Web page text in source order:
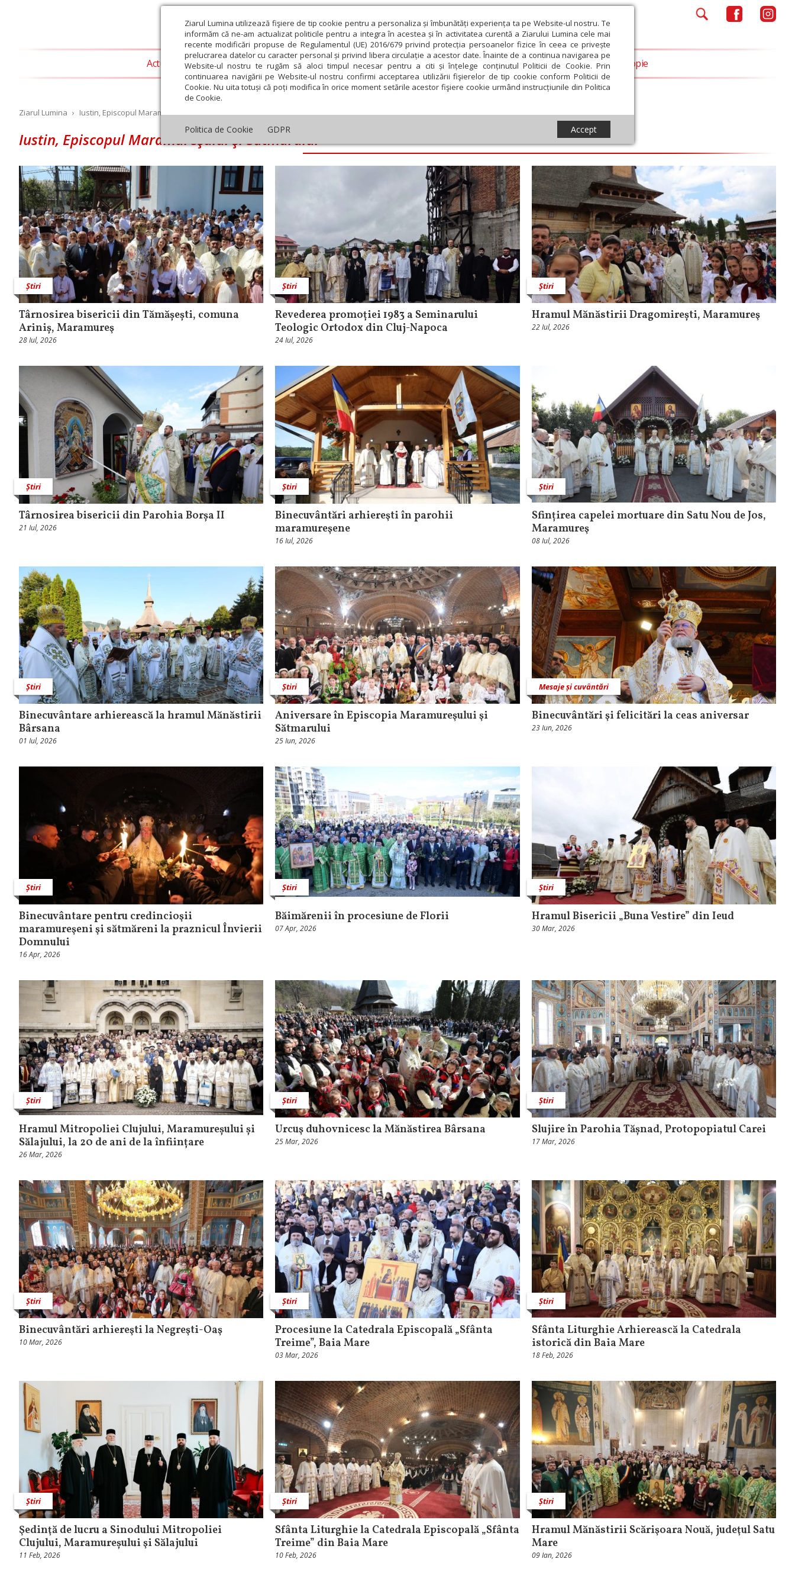
Ziarul Lumina utilizează fişiere de tip cookie pentru a personaliza și îmbunătăți experiența ta pe Website-ul nostru. Te
informăm că ne-am actualizat politicile pentru a integra în acestea și în activitatea curentă a Ziarului Lumina cele mai
recente modificări propuse de Regulamentul (UE) 2016/679 privind protecția persoanelor fizice în ceea ce privește
prelucrarea datelor cu caracter personal și privind libera circulație a acestor date. Înainte de a continua navigarea pe
Website-ul nostru te rugăm să aloci timpul necesar pentru a citi și înțelege conținutul Politicii de Cookie. Prin
continuarea navigării pe Website-ul nostru confirmi acceptarea utilizării fişierelor de tip cookie conform Politicii de
Cookie. Nu uita totuși că poți modifica în orice moment setările acestor fişiere cookie urmând instrucțiunile din Politica
de Cookie.
Politica de Cookie GDPR Accept
Actualitate religioasă Teologie și spiritualitate Educaţie și Cultură Societate Opinii Filantropie
Ziarul Lumina › Iustin, Episcopul Maramureşului şi Sătmarului
Iustin, Episcopul Maramureşului şi Sătmarului
Știri
Târnosirea bisericii din Tămășești, comuna
Ariniș, Maramureş
28 Iul, 2026
Știri
Revederea promoției 1983 a Seminarului
Teologic Ortodox din Cluj-Napoca
24 Iul, 2026
Știri
Hramul Mănăstirii Dragomirești, Maramureş
22 Iul, 2026
Știri
Târnosirea bisericii din Parohia Borșa II
21 Iul, 2026
Știri
Binecuvântări arhiereşti în parohii
maramureşene
16 Iul, 2026
Știri
Sfințirea capelei mortuare din Satu Nou de Jos,
Maramureş
08 Iul, 2026
Știri
Binecuvântare arhierească la hramul Mănăstirii
Bârsana
01 Iul, 2026
Știri
Aniversare în Episcopia Maramureşului şi
Sătmarului
25 Iun, 2026
Mesaje și cuvântări
Binecuvântări şi felicitări la ceas aniversar
23 Iun, 2026
Știri
Binecuvântare pentru credincioşii
maramureşeni şi sătmăreni la praznicul Învierii
Domnului
16 Apr, 2026
Știri
Băimărenii în procesiune de Florii
07 Apr, 2026
Știri
Hramul Bisericii „Buna Vestire” din Ieud
30 Mar, 2026
Știri
Hramul Mitropoliei Clujului, Maramureșului și
Sălajului, la 20 de ani de la înființare
26 Mar, 2026
Știri
Urcuş duhovnicesc la Mănăstirea Bârsana
25 Mar, 2026
Știri
Slujire în Parohia Tășnad, Protopopiatul Carei
17 Mar, 2026
Știri
Binecuvântări arhiereşti la Negreşti-Oaş
10 Mar, 2026
Știri
Procesiune la Catedrala Episcopală „Sfânta
Treime”, Baia Mare
03 Mar, 2026
Știri
Sfânta Liturghie Arhierească la Catedrala
istorică din Baia Mare
18 Feb, 2026
Știri
Şedinţă de lucru a Sinodului Mitropoliei
Clujului, Maramureșului şi Sălajului
11 Feb, 2026
Știri
Sfânta Liturghie la Catedrala Episcopală „Sfânta
Treime” din Baia Mare
10 Feb, 2026
Știri
Hramul Mănăstirii Scărişoara Nouă, judeţul Satu
Mare
09 Ian, 2026